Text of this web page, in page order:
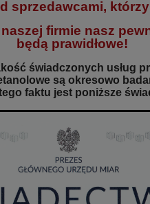
sprzedawcami,
firmie nasz
będą prawidłowe!
świadczonych usług
są okresowo
faktu jest poniższe